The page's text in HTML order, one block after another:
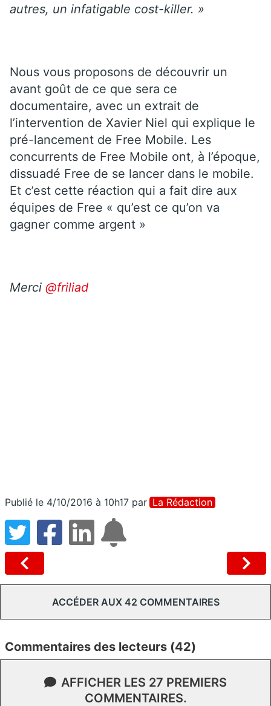
autres, un infatigable cost-killer. »
Nous vous proposons de découvrir un
avant goût de ce que sera ce
documentaire, avec un extrait de
l’intervention de Xavier Niel qui explique le
pré-lancement de Free Mobile. Les
concurrents de Free Mobile ont, à l’époque,
dissuadé Free de se lancer dans le mobile.
Et c’est cette réaction qui a fait dire aux
équipes de Free « qu’est ce qu’on va
gagner comme argent »
Merci @friliad
Publié le 4/10/2016 à 10h17 par La Rédaction
ACCÉDER AUX 42 COMMENTAIRES
Commentaires des lecteurs (42)
AFFICHER LES 27 PREMIERS
COMMENTAIRES.